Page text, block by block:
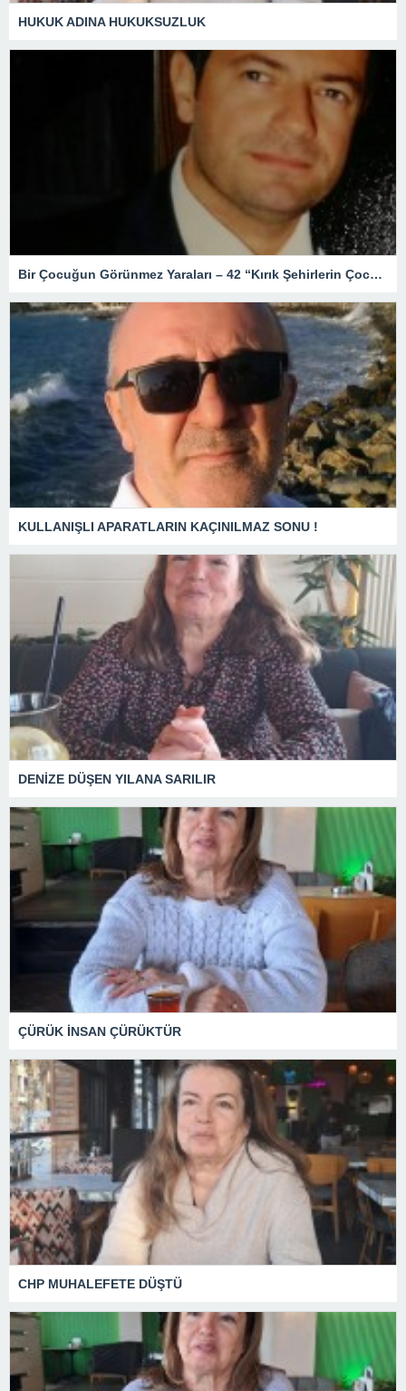
HUKUK ADINA HUKUKSUZLUK
Bir Çocuğun Görünmez Yaraları – 42 “Kırık Şehirlerin Çocukları”
KULLANIŞLI APARATLARIN KAÇINILMAZ SONU !
DENİZE DÜŞEN YILANA SARILIR
ÇÜRÜK İNSAN ÇÜRÜKTÜR
CHP MUHALEFETE DÜŞTÜ